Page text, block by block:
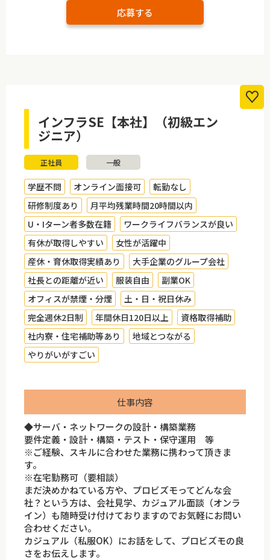
応募する
インフラSE【本社】（初級エン
ジニア）
正社員 一般
学歴不問 オンライン面接可
転勤なし
研修制度あり
月平均残業時間20時間以内
U・Iターン者多数在籍
ワークライフバランスが良い
有休が取得しやすい
女性が活躍中
産休・育休取得実績あり
大手企業のグループ会社
社長との距離が近い
服装自由
副業OK
オフィスが禁煙・分煙
土・日・祝日休み
完全週休2日制
年間休日120日以上
資格取得補助
社内寮・住宅補助等あり
地域とつながる
やりがいがすごい
仕事内容
◆サーバ・ネットワークの設計・構築業務
要件定義・設計・構築・テスト・保守運用 等
※ご経験、スキルに合わせた業務に携わって頂きま
す。
※在宅勤務可（要相談）
まだ決めかねている方や、プロビズモってどんな会
社？という方は、会社見学、カジュアル面談（オンラ
イン）も随時受け付けておりますのでお気軽にお問い
合わせください。
カジュアル（私服OK）にお話をして、プロビズモの良
さをお伝えします。